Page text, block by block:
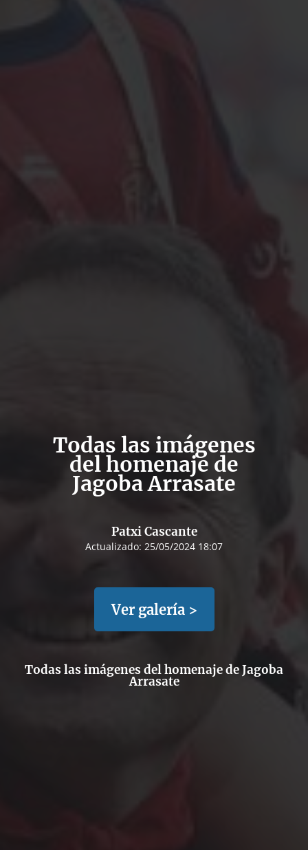
Todas las imágenes
del homenaje de
Jagoba Arrasate
Patxi Cascante
Actualizado: 25/05/2024 18:07
Ver galería >
Todas las imágenes del homenaje de Jagoba
Arrasate